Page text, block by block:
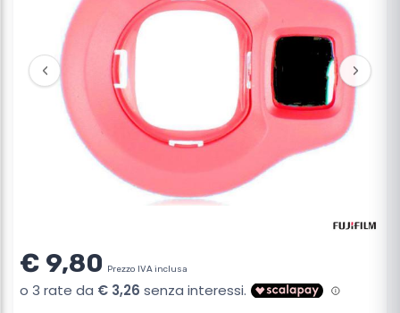
‹ ›
€ 9,80 Prezzo IVA inclusa